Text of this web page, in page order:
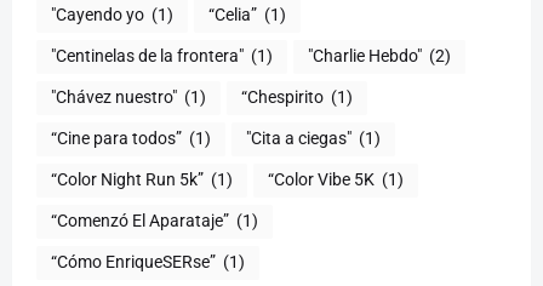
"Cayendo yo (1) (1)
"Centinelas de la frontera" (1) "Charlie Hebdo" (2)
"Chávez nuestro" (1) “Chespirito (1)
“Cine para todos” (1) "Cita a ciegas" (1)
“Color Night Run 5k” (1) “Color Vibe 5K (1)
“Comenzó El Aparataje” (1)
“Cómo EnriqueSERse” (1)